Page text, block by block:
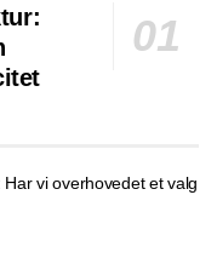
vi overhovedet et valg